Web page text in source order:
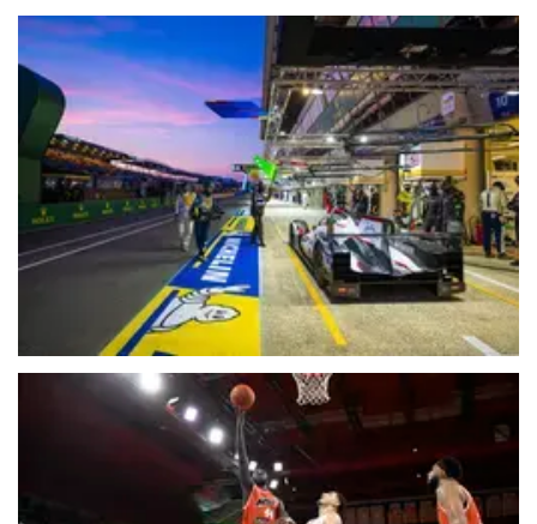
Infrastructures routières, mobilités et
réseaux électriques
Jeunesse, éducation, citoyenneté et
enseignement supérieur
Culture, sport, tourisme et patrimoine